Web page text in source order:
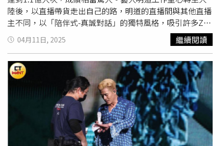
陸後，以直播帶貨走出自己的路，明道的直播間與其他直播
主不同，以「陪伴式-真誠對話」的獨特風格，吸引許多Z世
代的粉絲。在2024年年底，明道在《小紅書》開設了「明
道和你說晚安」直播帳號，利用真誠與聲音和粉絲搭建情感
橋梁，在直播中展現極具反差的人格魅力。他也會在直播
中，用朋友語調分享生活趣事與人生感悟，讓不少粉絲誇
讚，明道的直播就像聽ASMR一樣舒適。而明道的直播，因
此成為《小紅書》女性用戶的「睡前治癒系」首選。今年4
月，明道也首度在《小紅書》直播帶貨，立刻創下當日「買
手榜」第一名，打破《小紅書》都是女直播主稱霸的前例，
當日營收逾4600萬人民幣，瞬間最高瀏覽量也達到1.1億人
次，成績相當驚人。
04月11日, 2025 繼續閱讀